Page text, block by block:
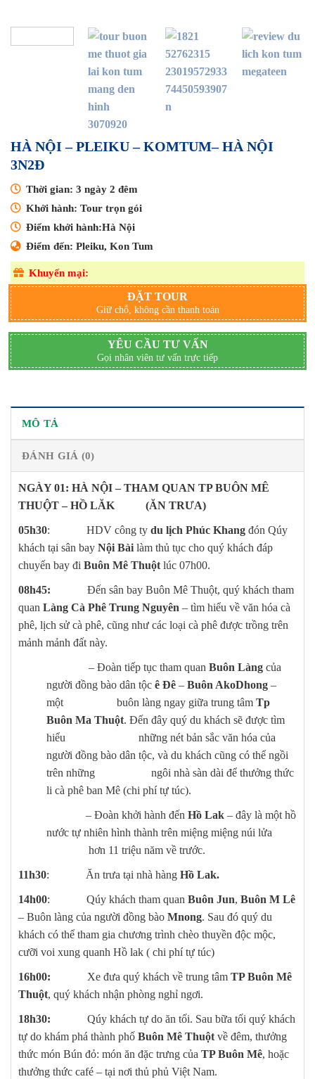
HÀ NỘI – PLEIKU – KOMTUM– HÀ NỘI
3N2Đ
Thời gian: 3 ngày 2 đêm
Khởi hành: Tour trọn gói
Điểm khởi hành:Hà Nội
Điểm đến: Pleiku, Kon Tum
Khuyến mại:
ĐẶT TOUR
Giữ chỗ, không cần thanh toán
YÊU CẦU TƯ VẤN
Gọi nhân viên tư vấn trực tiếp
MÔ TẢ
ĐÁNH GIÁ (0)
NGÀY 01: HÀ NỘI – THAM QUAN TP BUÔN MÊ
THUỘT – HỒ LĂK (ĂN TRƯA)
05h30: HDV công ty du lịch Phúc Khang đón Qúy
khách tại sân bay Nội Bài làm thủ tục cho quý khách đáp
chuyến bay đi Buôn Mê Thuột lúc 07h00.
08h45: Đến sân bay Buôn Mê Thuột, quý khách tham
quan Làng Cà Phê Trung Nguyên – tìm hiểu về văn hóa cà
phê, lịch sử cà phê, cũng như các loại cà phê được trồng trên
mảnh mảnh đất này.
– Đoàn tiếp tục tham quan Buôn Làng của
người đồng bào dân tộc ê Đê – Buôn AkoDhong –
một buôn làng ngay giữa trung tâm Tp
Buôn Ma Thuột. Đến đây quý du khách sẽ được tìm
hiểu những nét bản sắc văn hóa của
người đồng bào dân tộc, và du khách cũng có thể ngồi
trên những ngôi nhà sàn dài để thưởng thức
li cà phê ban Mê (chi phí tự túc).
– Đoàn khởi hành đến Hồ Lak – đây là một hồ
nước tự nhiên hình thành trên miệng miệng núi lửa
hơn 11 triệu năm về trước.
11h30: Ăn trưa tại nhà hàng Hồ Lak.
14h00: Qúy khách tham quan Buôn Jun, Buôn M Lê
– Buôn làng của người đồng bào Mnong. Sau đó quý du
khách có thể tham gia chương trình chèo thuyền độc mộc,
cưỡi voi xung quanh Hồ lak ( chi phí tự túc)
16h00: Xe đưa quý khách về trung tâm TP Buôn Mê
Thuột, quý khách nhận phòng nghỉ ngơi.
18h30: Qúy khách tự do ăn tối. Sau bữa tối quý khách
tự do khám phá thành phố Buôn Mê Thuột về đêm, thưởng
thức món Bún đỏ: món ăn đặc trưng của TP Buôn Mê, hoặc
thưởng thức café – tại nơi thủ phủ Việt Nam.